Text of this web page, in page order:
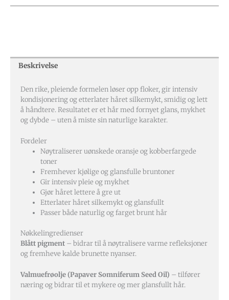
Beskrivelse
Den rike, pleiende formelen løser opp floker, gir intensiv
kondisjonering og etterlater håret silkemykt, smidig og lett
å håndtere. Resultatet er et hår med fornyet glans, mykhet
og dybde – uten å miste sin naturlige karakter.
Fordeler
Nøytraliserer uønskede oransje og kobberfargede
toner
Fremhever kjølige og glansfulle bruntoner
Gir intensiv pleie og mykhet
Gjør håret lettere å gre ut
Etterlater håret silkemykt og glansfullt
Passer både naturlig og farget brunt hår
Nøkkelingredienser
Blått pigment – bidrar til å nøytralisere varme refleksjoner
og fremheve kalde brunette nyanser.
Valmuefrøolje (Papaver Somniferum Seed Oil) – tilfører
næring og bidrar til et mykere og mer glansfullt hår.